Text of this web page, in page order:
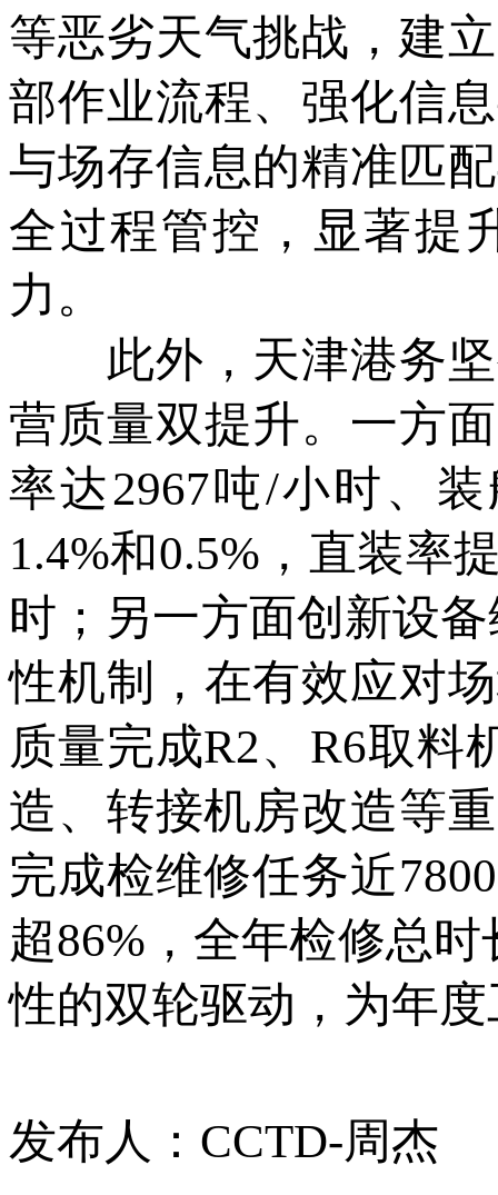
等恶劣天气挑战，建
部作业流程、强化信
与场存信息的精准匹
全过程管控，显著提
力。
此外，天津港务坚
营质量双提升。一方
率达2967吨/小时、
1.4%和0.5%，直装率
时；另一方面创新设
性机制，在有效应对
质量完成R2、R6取料
造、转接机房改造等
完成检维修任务近
超86%，全年检修总
性的双轮驱动，为年
发布人：CCTD-周杰